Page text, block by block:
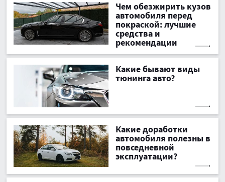
Чем обезжирить кузов
автомобиля перед
покраской: лучшие
средства и
рекомендации
Какие бывают виды
тюнинга авто?
Какие доработки
автомобиля полезны в
повседневной
эксплуатации?